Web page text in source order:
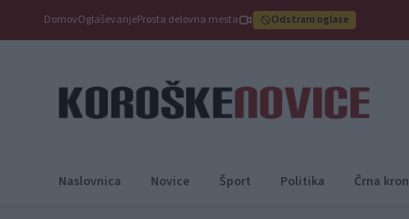
DomovOglaševanjeProsta delovna mesta Odstrani oglase
Naslovnica Novice Šport Politika Črna